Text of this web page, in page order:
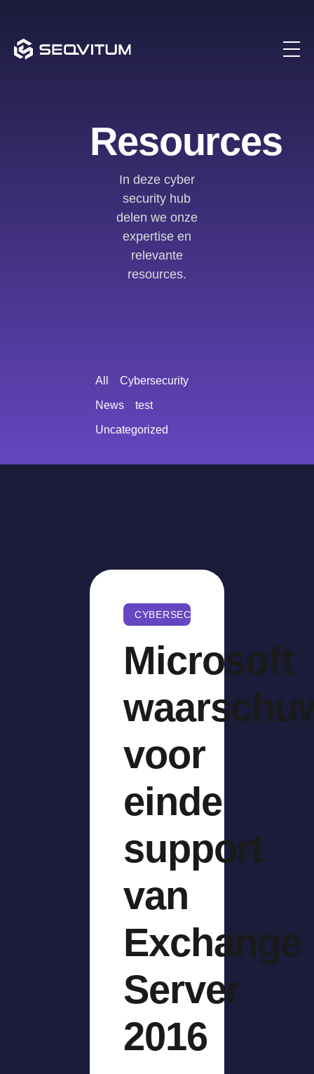
Resources
In deze cyber
security hub
delen we onze
expertise en
relevante
resources.
Cybersecurity
News test
Uncategorized
All
CYBERSECURITY
Microsoft
voor
einde
support
van
Exchange
Server
2016